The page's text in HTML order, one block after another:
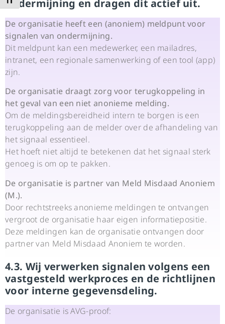
ondermijning en dragen dit actief uit.
De organisatie heeft een (anoniem) meldpunt voor
signalen van ondermijning.
Dit meldpunt kan een medewerker, een mailadres,
intranet, een regionale samenwerking of een tool (app)
zijn.
De organisatie draagt zorg voor terugkoppeling in
het geval van een niet anonieme melding.
Om de meldingsbereidheid intern te borgen is een
terugkoppeling aan de melder over de afhandeling van
het signaal essentieel.
Het hoeft niet altijd te betekenen dat het signaal sterk
genoeg is om op te pakken.
De organisatie is partner van Meld Misdaad Anoniem
(M.).
Door rechtstreeks anonieme meldingen te ontvangen
vergroot de organisatie haar eigen informatiepositie.
Deze meldingen kan de organisatie ontvangen door
partner van Meld Misdaad Anoniem te worden.
4.3. Wij verwerken signalen volgens een
vastgesteld werkproces en de richtlijnen
voor interne gegevensdeling.
De organisatie is AVG-proof: